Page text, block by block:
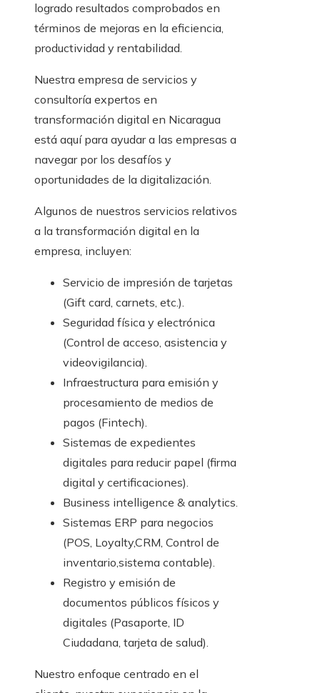
logrado resultados comprobados en
términos de mejoras en la eficiencia,
productividad y rentabilidad.
Nuestra empresa de servicios y
consultoría expertos en
transformación digital en Nicaragua
está aquí para ayudar a las empresas a
navegar por los desafíos y
oportunidades de la digitalización.
Algunos de nuestros servicios relativos
a la transformación digital en la
empresa, incluyen:
Servicio de impresión de tarjetas
(Gift card, carnets, etc.).
Seguridad física y electrónica
(Control de acceso, asistencia y
videovigilancia).
Infraestructura para emisión y
procesamiento de medios de
pagos (Fintech).
Sistemas de expedientes
digitales para reducir papel (firma
digital y certificaciones).
Business intelligence & analytics.
Sistemas ERP para negocios
(POS, Loyalty,CRM, Control de
inventario,sistema contable).
Registro y emisión de
documentos públicos físicos y
digitales (Pasaporte, ID
Ciudadana, tarjeta de salud).
Nuestro enfoque centrado en el